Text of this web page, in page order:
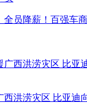
全员降薪！百强车
西洪涝灾区 比亚迪